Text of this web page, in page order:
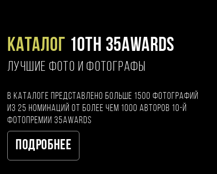
Каталог 10TH 35AWARDS
ЛУЧШИЕ ФОТО И ФОТОГРАФЫ
В каталоге представлено больше 1500 фотографий
из 25 номинаций от более чем 1000 авторов 10-й
фотопремии 35AWARDS
Подробнее